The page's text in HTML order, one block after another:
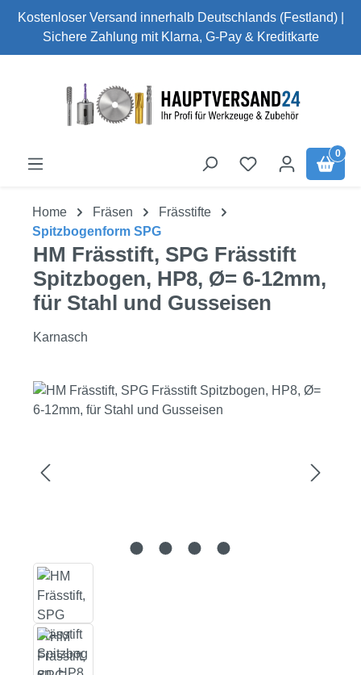
Zum Hauptinhalt springen
Kostenloser Versand innerhalb Deutschlands (Festland) |
Sichere Zahlung mit Klarna, G-Pay & Kreditkarte
0
Home Fräsen
Frässtifte
Spitzbogenform SPG
HM Frässtift, SPG Frässtift
Spitzbogen, HP8, Ø= 6-12mm,
für Stahl und Gusseisen
Karnasch
Bildergalerie überspringen